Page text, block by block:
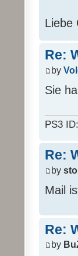
Liebe
Re:
by
Sie
PS3
Re:
by
Mail
Re:
by